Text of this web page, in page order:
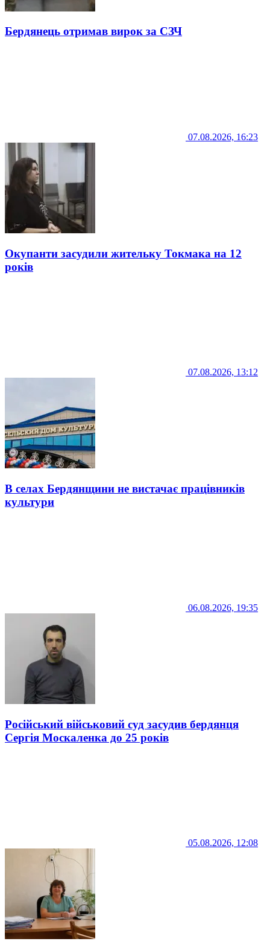
Бердянець отримав вирок за СЗЧ
07.08.2026, 16:23
Окупанти засудили жительку Токмака на 12
років
07.08.2026, 13:12
В селах Бердянщини не вистачає працівників
культури
06.08.2026, 19:35
Російський військовий суд засудив бердянця
Сергія Москаленка до 25 років
05.08.2026, 12:08